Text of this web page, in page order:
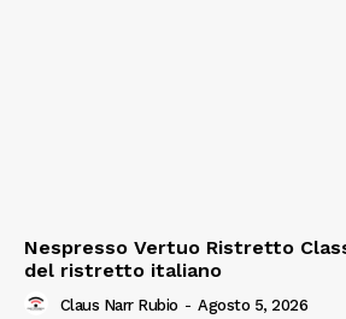
Nespresso Vertuo Ristretto
del ristretto italiano
Claus Narr Rubio - Agosto 5, 2026